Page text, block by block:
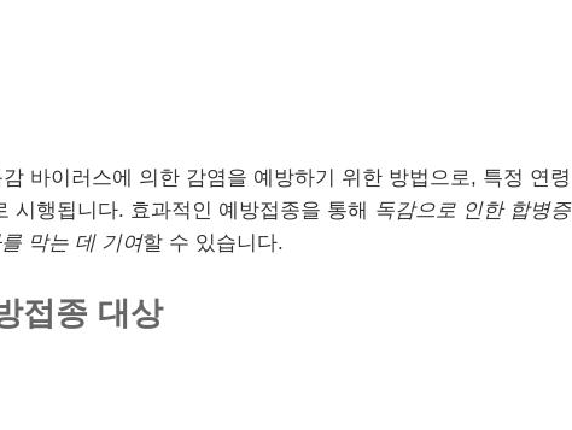
바이러스에 의한 감염을 예방하기 위한 방법으로, 특정 연령
시행됩니다. 효과적인 예방접종을 통해 독감으로 인한 합병증
막는 데 기여할 수 있습니다.
접종 대상